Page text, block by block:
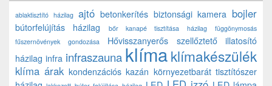
ablaktisztító házilag ajtó betonkerítés biztonsági kamera bojler
bútorfelújítás házilag bőr kanapé tisztítása házilag
függönymosás
fűszernövények gondozása
Hővisszanyerős szellőztető
illatosító
házilag infra infraszauna klímaklímakészülék
klíma árak kondenzációs kazán környezetbarát tisztítószer